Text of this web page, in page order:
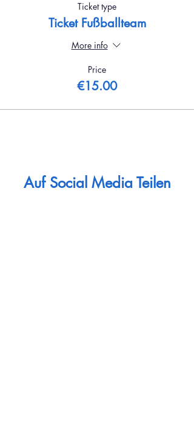
Ticket type
Ticket Fußballteam
More info
Price
€15.00
Auf Social Media Teilen